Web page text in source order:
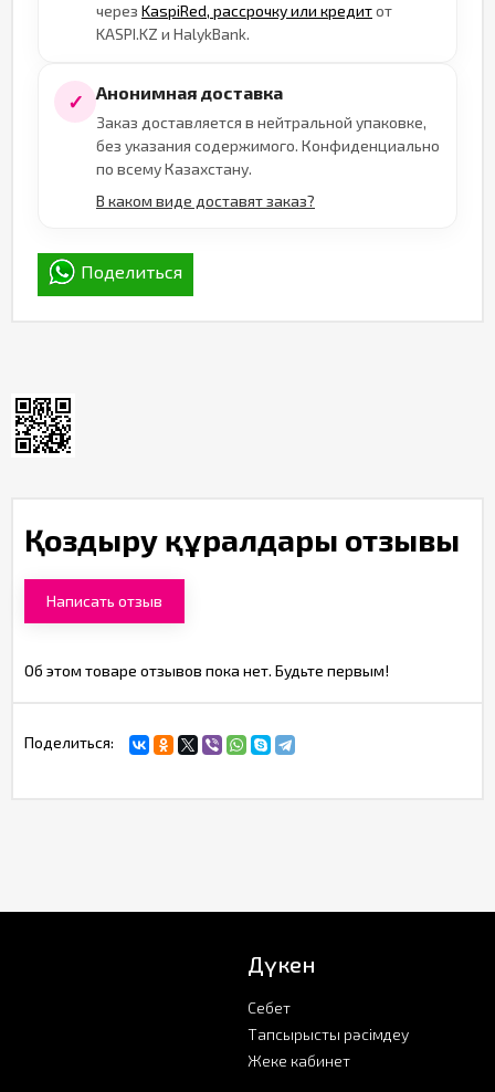
через KaspiRed, рассрочку или кредитот
KASPI.KZ и HalykBank.
✓ Анонимная доставка
Заказ доставляется в нейтральной упаковке,
без указания содержимого. Конфиденциально
по всему Казахстану.
В каком виде доставят заказ?
Поделиться
Қоздыру құралдары отзывы
Написать отзыв
Об этом товаре отзывов пока нет. Будьте первым!
Поделиться:
Дүкен
Себет
Тапсырысты рәсімдеу
Жеке кабинет